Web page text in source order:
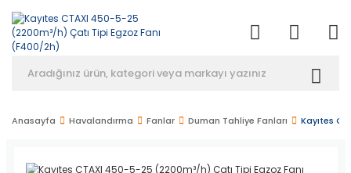
Anasayfa Havalandırma Fanlar Duman Tahliye Fanları Kayıtes